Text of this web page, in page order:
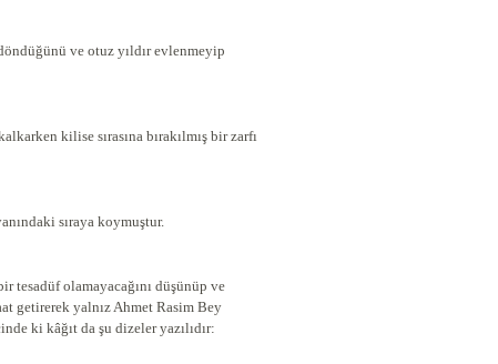
ve otuz yıldır evlenmeyip
kilise sırasına bırakılmış bir zarfı
sıraya koymuştur.
tesadüf olamayacağını düşünüp ve
getirerek yalnız Ahmet Rasim Bey
ki kâğıt da şu dizeler yazılıdır: